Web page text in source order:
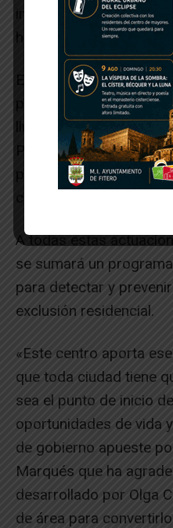
incorporación como en
ha explicado Marqués.
El tercer programa
protocolos de atención
lluvia para que, de
Policía Municipal, se
personas que se
A todas estas
se sumará un
para detectar y
exclusión residencial.
«Este centro aporta
que toda ciudad tiene
sea el punto de inicio
oportunidades de vida
de gobierno apueste
Marqués que ha
desarrollado por Olga
de área para